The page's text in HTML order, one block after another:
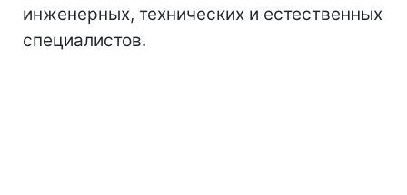
инженерных, технических и естественных
специалистов.